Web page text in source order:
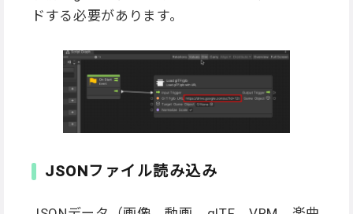
ドする必要があります。
JSONファイル読み込み